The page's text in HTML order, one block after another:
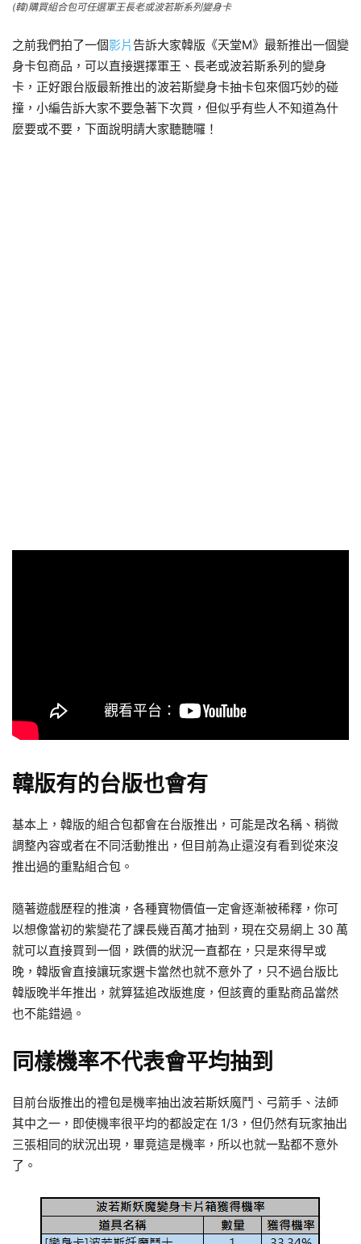
(韓)購買組合包可任選軍王長老或波若斯系列變身卡
之前我們拍了一個影片 告訴大家韓版《天堂M》最新推出一個變
身卡包商品，可以直接選擇軍王、長老或波若斯系列的變身
卡，正好跟台版最新推出的波若斯變身卡抽卡包來個巧妙的碰
撞，小編告訴大家不要急著下次買，但似乎有些人不知道為什
麼要或不要，下面說明請大家聽聽囉！
韓版有的台版也會有
基本上，韓版的組合包都會在台版推出，可能是改名稱、稍微
調整內容或者在不同活動推出，但目前為止還沒有看到從來沒
推出過的重點組合包。
隨著遊戲歷程的推演，各種寶物價值一定會逐漸被稀釋，你可
以想像當初的紫變花了課長幾百萬才抽到，現在交易網上 30 萬
就可以直接買到一個，跌價的狀況一直都在，只是來得早或
晚，韓版會直接讓玩家選卡當然也就不意外了，只不過台版比
韓版晚半年推出，就算猛追改版進度，但該賣的重點商品當然
也不能錯過。
同樣機率不代表會平均抽到
目前台版推出的禮包是機率抽出波若斯妖魔鬥、弓箭手、法師
其中之一，即使機率很平均的都設定在 1/3，但仍然有玩家抽出
三張相同的狀況出現，畢竟這是機率，所以也就一點都不意外
了。